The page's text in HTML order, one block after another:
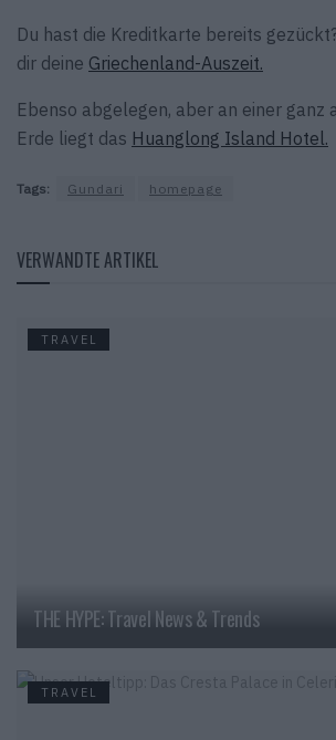
Du hast die Kreditkarte bereits
dir deine Griechenland-Auszeit.
Ebenso abgelegen, aber an einer ganz
Erde liegt das Huanglong Island Hotel.
Tags: Gundari homepage
VERWANDTE ARTIKEL
TRAVEL
THE HYPE: Travel News & Trends
TRAVEL